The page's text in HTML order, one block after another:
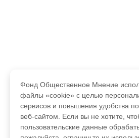
Фонд Общественное Мнение
файлы «cookie» с целью
сервисов и повышения удобства
веб-сайтом. Если вы не хотите,
пользовательские данные